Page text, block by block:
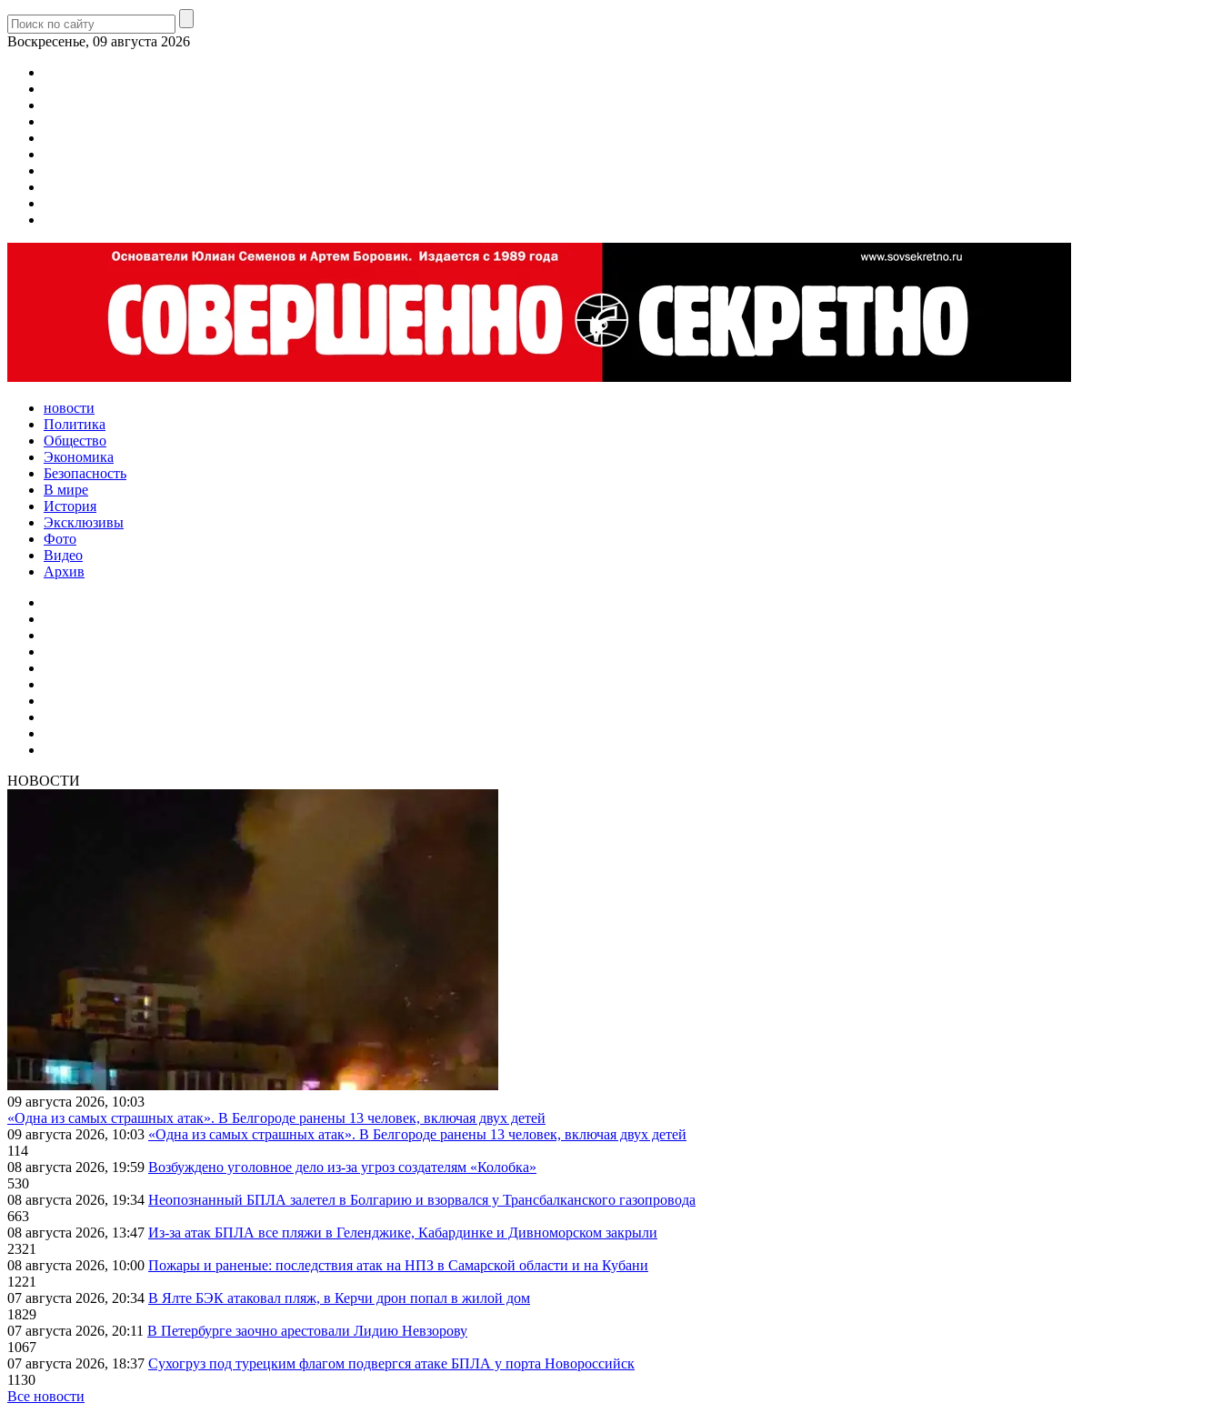
Воскресенье, 09 августа 2026
новости
Политика
Общество
Экономика
Безопасность
В мире
История
Эксклюзивы
Фото
Видео
Архив
НОВОСТИ
09 августа 2026, 10:03
«Одна из самых страшных атак». В Белгороде ранены 13 человек, включая двух детей
09 августа 2026, 10:03 «Одна из самых страшных атак». В Белгороде ранены 13 человек, включая двух детей
114
08 августа 2026, 19:59 Возбуждено уголовное дело из-за угроз создателям «Колобка»
530
08 августа 2026, 19:34 Неопознанный БПЛА залетел в Болгарию и взорвался у Трансбалканского газопровода
663
08 августа 2026, 13:47 Из-за атак БПЛА все пляжи в Геленджике, Кабардинке и Дивноморском закрыли
2321
08 августа 2026, 10:00 Пожары и раненые: последствия атак на НПЗ в Самарской области и на Кубани
1221
07 августа 2026, 20:34 В Ялте БЭК атаковал пляж, в Керчи дрон попал в жилой дом
1829
07 августа 2026, 20:11 В Петербурге заочно арестовали Лидию Невзорову
1067
07 августа 2026, 18:37 Сухогруз под турецким флагом подвергся атаке БПЛА у порта Новороссийск
1130
Все новости